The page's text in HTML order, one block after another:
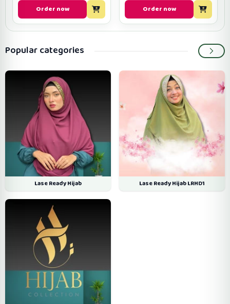
Order now
Order now
Popular categories
Lase Ready Hijab Lase Ready Hijab LRHD1